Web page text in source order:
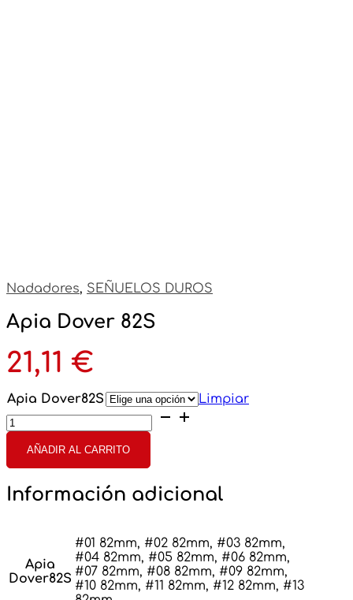
Nadadores, SEÑUELOS DUROS
Apia Dover 82S
21,11 €
Apia Dover82S
Limpiar
Apia
Dover
cantidad
AÑADIR AL CARRITO
Información adicional
Apia
Dover82S
#01 82mm, #02 82mm, #03 82mm,
#04 82mm, #05 82mm, #06 82mm,
#07 82mm, #08 82mm, #09 82mm,
#10 82mm, #11 82mm, #12 82mm, #13